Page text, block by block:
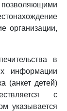
организации,
в
информации
(анкет детей)
с
указывается